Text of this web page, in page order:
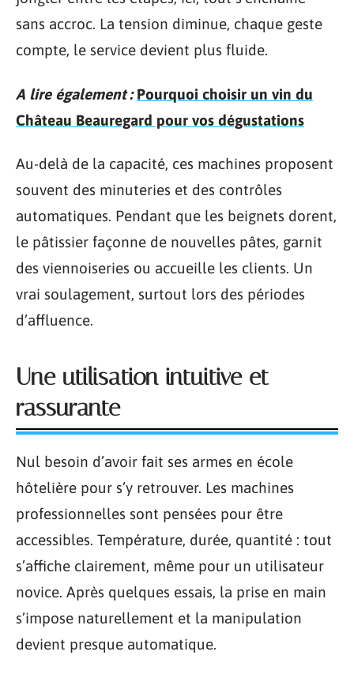
sans accroc. La tension diminue, chaque geste
compte, le service devient plus fluide.
A lire également : Pourquoi choisir un vin du
Château Beauregard pour vos dégustations
Au-delà de la capacité, ces machines proposent
souvent des minuteries et des contrôles
automatiques. Pendant que les beignets dorent,
le pâtissier façonne de nouvelles pâtes, garnit
des viennoiseries ou accueille les clients. Un
vrai soulagement, surtout lors des périodes
d’affluence.
Une utilisation intuitive et
rassurante
Nul besoin d’avoir fait ses armes en école
hôtelière pour s’y retrouver. Les machines
professionnelles sont pensées pour être
accessibles. Température, durée, quantité : tout
s’affiche clairement, même pour un utilisateur
novice. Après quelques essais, la prise en main
s’impose naturellement et la manipulation
devient presque automatique.